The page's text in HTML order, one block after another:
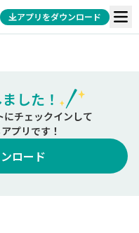
アプリをダウンロード
した！
チェックインして
プリです！
ロード